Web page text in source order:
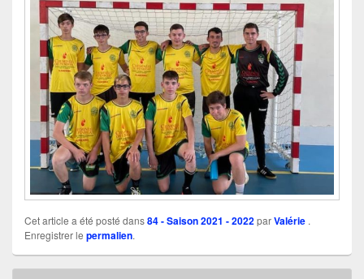
Cet article a été posté dans84 - Saison 2021 - 2022parValérie .
Enregistrer le permalien.